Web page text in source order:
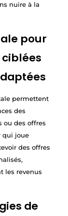
nuire à la
pour
permettent
des
ou des offres
qui joue
des offres
les revenus
de